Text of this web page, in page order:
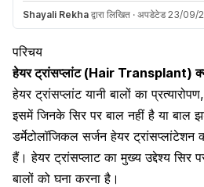
Shayali Rekha द्वारा लिखित · अपडेटेड 23/09/
परिचय
हेयर ट्रांसप्लांट (Hair Transplant)
हेयर ट्रांसप्लांट यानी बालों का
इसमें जिनके सिर पर बाल नहीं है या बाल
डर्मेटोलॉजिकल सर्जन हेयर ट्रांसप्लांटेशन
हैं। हेयर ट्रांसप्लाट का मुख्य उद्देश्य सिर
बालों को घना करना है।